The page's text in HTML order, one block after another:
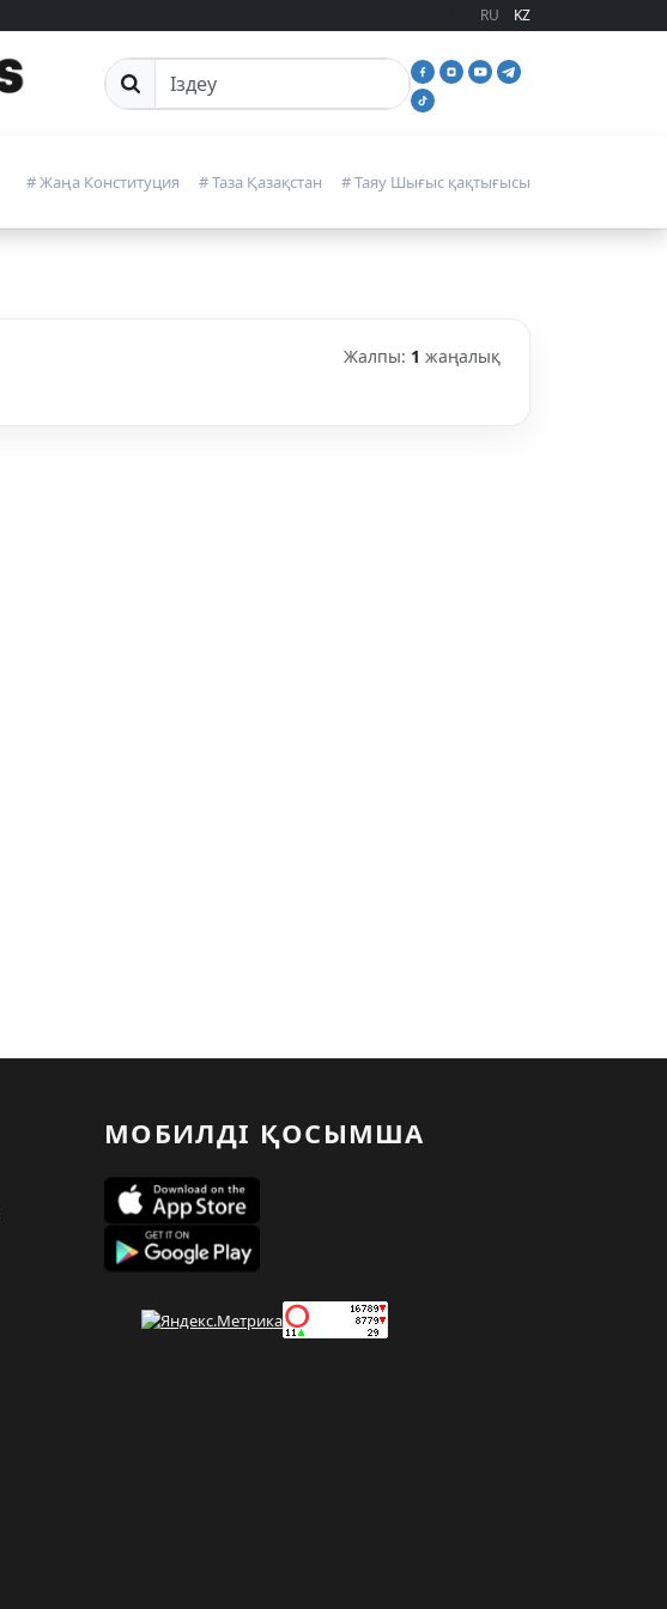
RU KZ
Сайттан іздеу
# Жаңа Конституция # Таза Қазақстан # Таяу Шығыс қақтығысы
Жалпы: 1 жаңалық
МОБИЛДІ ҚОСЫМША